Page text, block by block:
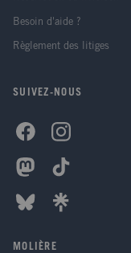
Besoin d'aide ?
Règlement des litiges
SUIVEZ-NOUS
MOLIÈRE